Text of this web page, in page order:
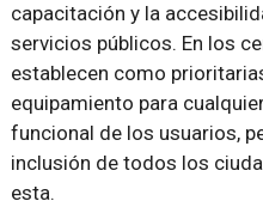
capacitación y la
servicios públicos. En los
establecen como
equipamiento para
funcional de los usuarios,
inclusión de todos los
esta.